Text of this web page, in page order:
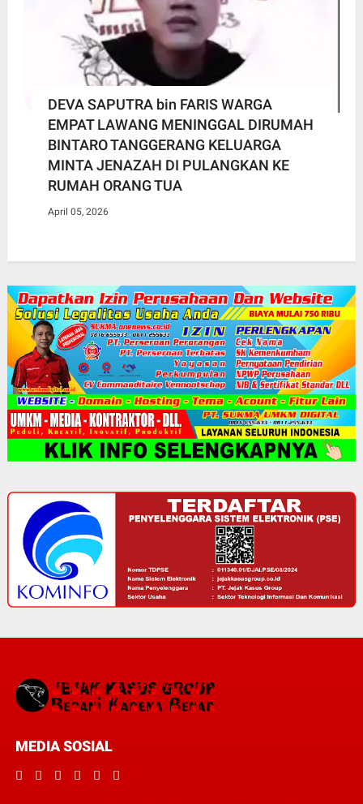
DEVA SAPUTRA bin FARIS WARGA
EMPAT LAWANG MENINGGAL DIRUMAH
BINTARO TANGGERANG KELUARGA
MINTA JENAZAH DI PULANGKAN KE
RUMAH ORANG TUA
April 05, 2026
MEDIA SOSIAL